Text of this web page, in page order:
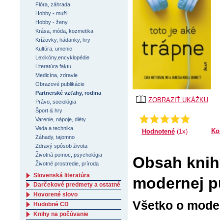
ZOBRAZIŤ UKÁŽKU
Priemer:
5.0
Hodnotené(1x)
Obsah
modernej
Všetko o
Flóra, záhrada
Hobby - muži
Hobby - ženy
Krása, móda, kozmetika
Krížovky, hádanky, hry
Kultúra, umenie
Lexikóny,encyklopédie
Literatúra faktu
Medicína, zdravie
Obrazové publikácie
Partnerské vzťahy, rodina
Právo, sociológia
Šport & hry
Varenie, nápoje, diéty
Veda a technika
Záhady, tajomno
Zdravý spôsob života
Životná pomoc, psychológia
Životné prostredie, príroda
Slovenská literatúra
Darčekové predmety a ostatné
Hovorené slovo
Hudobné CD
Knihy na počúvanie